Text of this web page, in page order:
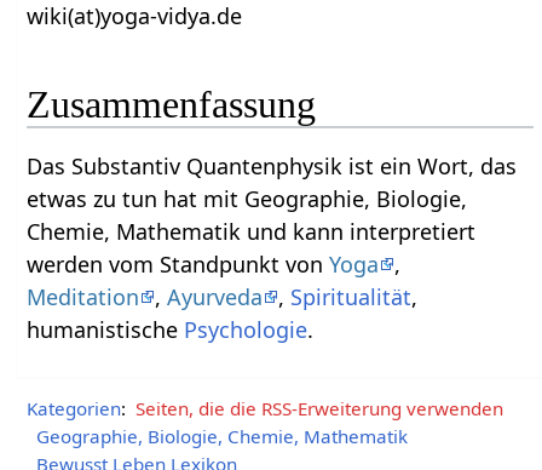
wiki(at)yoga-vidya.de
Zusammenfassung
Das Substantiv Quantenphysik‏‎ ist ein Wort, das
etwas zu tun hat mit Geographie, Biologie,
Chemie, Mathematik und kann interpretiert
werden vom Standpunkt vonYoga
,
Meditation
,Ayurveda , Spiritualität,
humanistische Psychologie.
Kategorien: Seiten, die die RSS-Erweiterung verwenden
Geographie, Biologie, Chemie, Mathematik
Bewusst Leben Lexikon